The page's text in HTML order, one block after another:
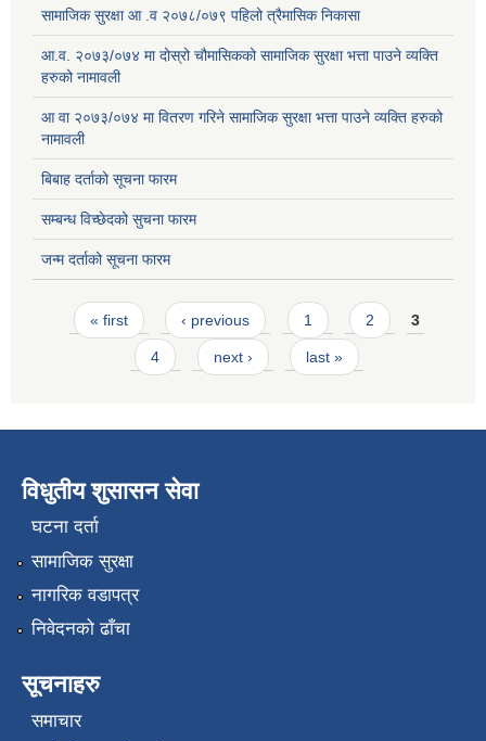
सामाजिक सुरक्षा आ .व २०७८/०७९ पहिलो त्रैमासिक निकासा
आ.व. २०७३/०७४ मा दोस्रो चौमासिकको सामाजिक सुरक्षा भत्ता पाउने व्यक्ति
हरुको नामावली
आ वा २०७३/०७४ मा वितरण गरिने सामाजिक सुरक्षा भत्ता पाउने व्यक्ति हरुको
नामावली
बिबाह दर्ताको सूचना फारम
सम्बन्ध विच्छेदको सुचना फारम
जन्म दर्ताको सूचना फारम
Pages
« first ‹ previous 1 2 3
4 next › last »
विधुतीय शुसासन सेवा
घटना दर्ता
सामाजिक सुरक्षा
नागरिक वडापत्र
निवेदनको ढाँचा
सूचनाहरु
समाचार